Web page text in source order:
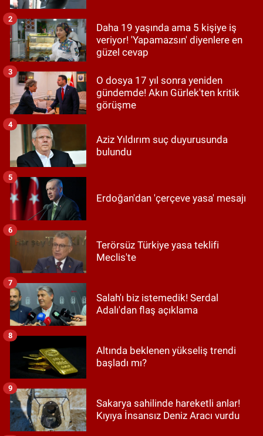
Daha 19 yaşında ama 5 kişiye iş
veriyor! 'Yapamazsın' diyenlere en
güzel cevap
2
O dosya 17 yıl sonra yeniden
gündemde! Akın Gürlek'ten kritik
görüşme
3
Aziz Yıldırım suç duyurusunda
bulundu
4
Erdoğan'dan 'çerçeve yasa' mesajı
5
Terörsüz Türkiye yasa teklifi
Meclis'te
6
Salah'ı biz istemedik! Serdal
Adalı'dan flaş açıklama
7
Altında beklenen yükseliş trendi
başladı mı?
8
Sakarya sahilinde hareketli anlar!
Kıyıya İnsansız Deniz Aracı vurdu
9